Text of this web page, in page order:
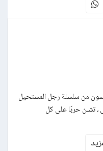
من سلسلة رجل المستحيل
، تشـن حربًا على كل